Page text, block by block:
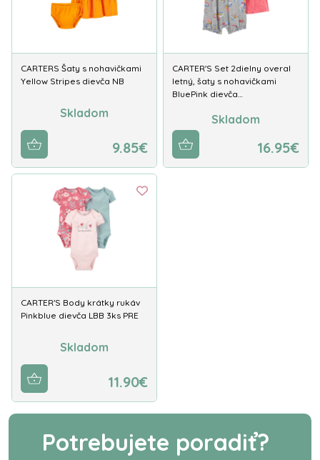
CARTERS Šaty s nohavičkami
Yellow Stripes dievča NB
Skladom
9.85€
CARTER'S Set 2dielny overal
letný, šaty s nohavičkami
BluePink dievča…
Skladom
16.95€
CARTER'S Body krátky rukáv
Pinkblue dievča LBB 3ks PRE
Skladom
11.90€
Potrebujete poradiť?